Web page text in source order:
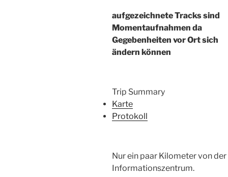
aufgezeichnete Tracks sind
Momentaufnahmen da
Gegebenheiten vor Ort sich
ändern können
Trip Summary
Karte
Protokoll
Nur ein paar Kilometer von
Informationszentrum.